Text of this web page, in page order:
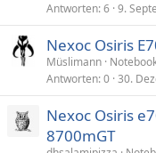
Antworten 6 9.
Nexoc Osiris
Müslimann
Antworten 0 30.
Nexoc Osiris
8700mGT